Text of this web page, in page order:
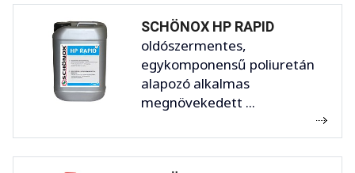
SCHÖNOX HP RAPID
oldószermentes,
egykomponensű poliuretán
alapozó alkalmas
megnövekedett ...